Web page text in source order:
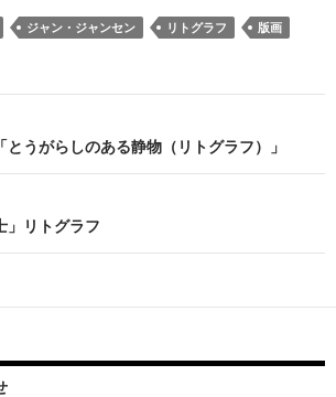
ジャン・ジャンセン リトグラフ 版画
うがらしのある静物（リトグラフ）」
」リトグラフ